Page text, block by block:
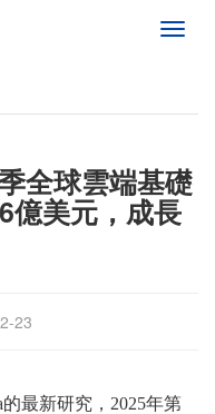
频
全球雲端基礎
億美元，成長
23
最新研究，2025年第